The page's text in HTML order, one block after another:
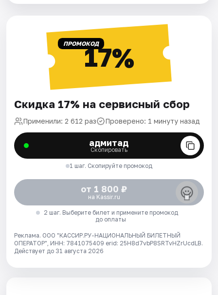
ПРОМОКОД17%
Скидка 17% на сервисный сбор
Применили: 2 612 раз Проверено: 1 минуту назад
адмитад
Скопировать
1 шаг. Скопируйте промокод
от 1 800 ₽
на Kassir.ru
2 шаг. Выберите билет и примените промокод
до оплаты
Реклама. ООО "КАССИР.РУ-НАЦИОНАЛЬНЫЙ БИЛЕТНЫЙ
ОПЕРАТОР", ИНН: 7841075409 erid: 25H8d7vbP8SRTvHZrUcdLB.
Действует до 31 августа 2026